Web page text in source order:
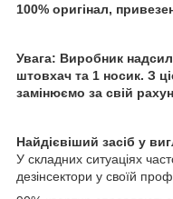
100% оригінал,
Увага: Виробник
штовхач та 1 носик. З
замінюємо за свій
Найдієвіший засіб у
У складних ситуаціях
дезінсектори у своїй